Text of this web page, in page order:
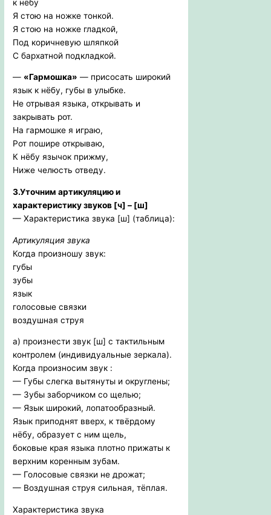
к нёбу
Я стою на ножке тонкой.
Я стою на ножке гладкой,
Под коричневую шляпкой
С бархатной подкладкой.
— «Гармошка» — присосать широкий
язык к нёбу, губы в улыбке.
Не отрывая языка, открывать и
закрывать рот.
На гармошке я играю,
Рот пошире открываю,
К нёбу язычок прижму,
Ниже челюсть отведу.
3.Уточним артикуляцию и
характеристику звуков [ч] – [ш]
— Характеристика звука [ш] (таблица):
Артикуляция звука
Когда произношу звук:
губы
зубы
язык
голосовые связки
воздушная струя
а) произнести звук [ш] с тактильным
контролем (индивидуальные зеркала).
Когда произносим звук :
— Губы слегка вытянуты и округлены;
— Зубы заборчиком со щелью;
— Язык широкий, лопатообразный.
Язык приподнят вверх, к твёрдому
нёбу, образует с ним щель,
боковые края языка плотно прижаты к
верхним коренным зубам.
— Голосовые связки не дрожат;
— Воздушная струя сильная, тёплая.
Характеристика звука